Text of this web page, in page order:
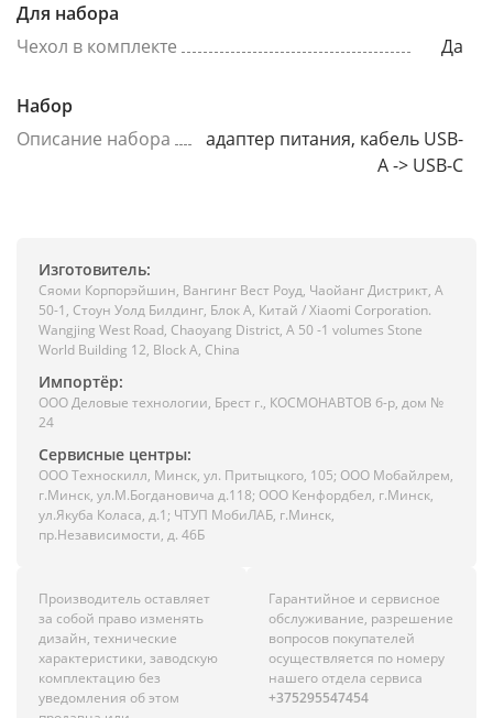
Для набора
Чехол в комплекте
Да
Набор
Описание набора
адаптер питания, кабель USB-
A -> USB-C
Изготовитель:
Сяоми Корпорэйшин, Вангинг Вест Роуд, Чаойанг Дистрикт, А
50-1, Стоун Уолд Билдинг, Блок А, Китай / Xiaomi Corporation.
Wangjing West Road, Chaoyang District, A 50 -1 volumes Stone
World Building 12, Block A, China
Импортёр:
ООО Деловые технологии, Брест г., КОСМОНАВТОВ б-р, дом №
24
Сервисные центры:
ООО Техноскилл, Минск, ул. Притыцкого, 105; ООО Мобайлрем,
г.Минск, ул.М.Богдановича д.118; ООО Кенфордбел, г.Минск,
ул.Якуба Коласа, д.1; ЧТУП МобиЛАБ, г.Минск,
пр.Независимости, д. 46Б
Производитель оставляет
за собой право изменять
дизайн, технические
характеристики, заводскую
комплектацию без
уведомления об этом
Гарантийное и сервисное
обслуживание, разрешение
вопросов покупателей
осуществляется по номеру
нашего отдела сервиса
+375295547454